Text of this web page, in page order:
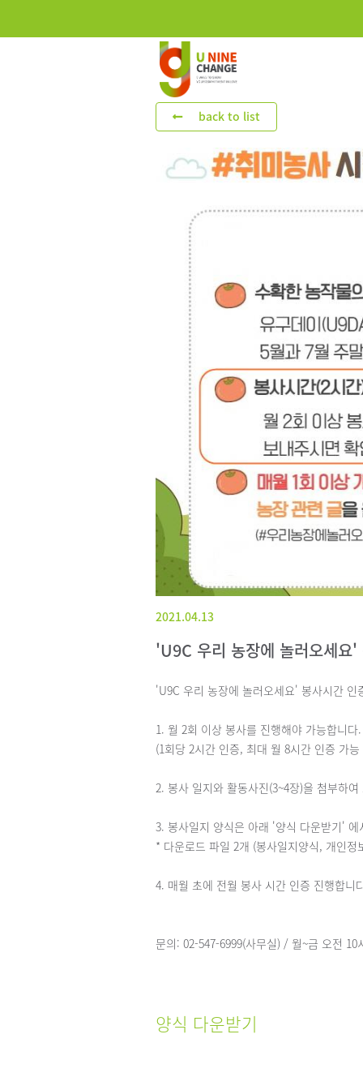
back to list
2021.04.13
'U9C 우리 농장에 놀러오세요
'U9C 우리 농장에 놀러오세요' 봉사시간 인
1. 월 2회 이상 봉사를 진행해야 가능합니다.
(1회당 2시간 인증, 최대 월 8시간 인증 가
2. 봉사 일지와 활동사진(3~4장)을 첨부하
3. 봉사일지 양식은 아래 '양식 다운받기'
* 다운로드 파일 2개 (봉사일지양식, 개인정
4. 매월 초에 전월 봉사 시간 인증 진행합니
문의: 02-547-6999(사무실) / 월~금 오전 10
양식 다운받기